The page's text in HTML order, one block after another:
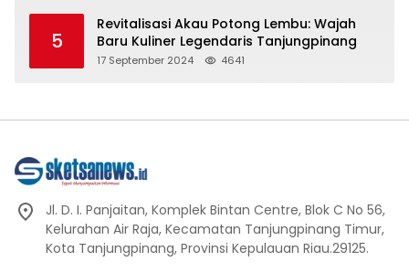
5
Revitalisasi Akau Potong Lembu: Wajah
Baru Kuliner Legendaris Tanjungpinang
17 September 2024 4641
Jl. D. I. Panjaitan, Komplek Bintan Centre, Blok C No 56,
Kelurahan Air Raja, Kecamatan Tanjungpinang Timur,
Kota Tanjungpinang, Provinsi Kepulauan Riau.29125.